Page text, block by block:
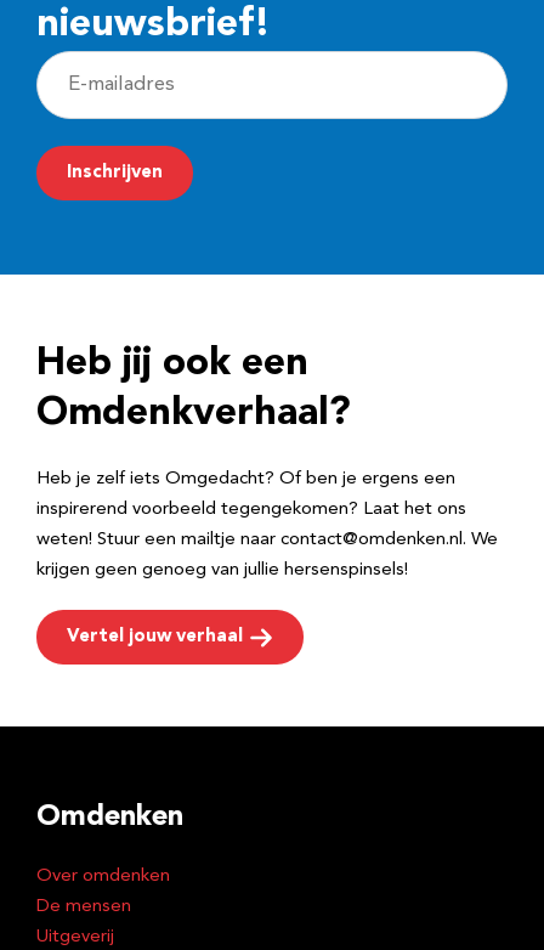
nieuwsbrief!
E
-
m
a
r
e
Inschrijven
Heb jij ook een
Omdenkverhaal?
Heb je zelf iets Omgedacht? Of ben je ergens een
inspirerend voorbeeld tegengekomen? Laat het ons
weten! Stuur een mailtje naar contact@omdenken.nl. We
krijgen geen genoeg van jullie hersenspinsels!
Vertel jouw verhaal
Omdenken
Over omdenken
De mensen
Uitgeverij